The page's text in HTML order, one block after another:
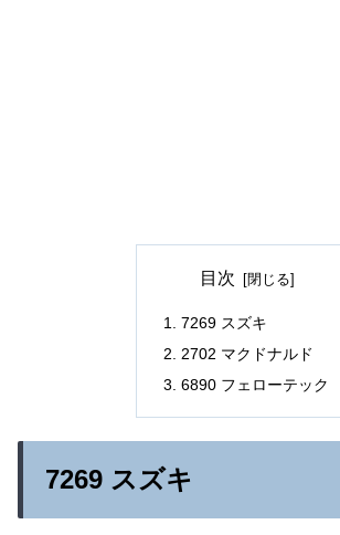
目次
7269 スズキ
2702 マクドナルド
6890 フェローテック
7269 スズキ